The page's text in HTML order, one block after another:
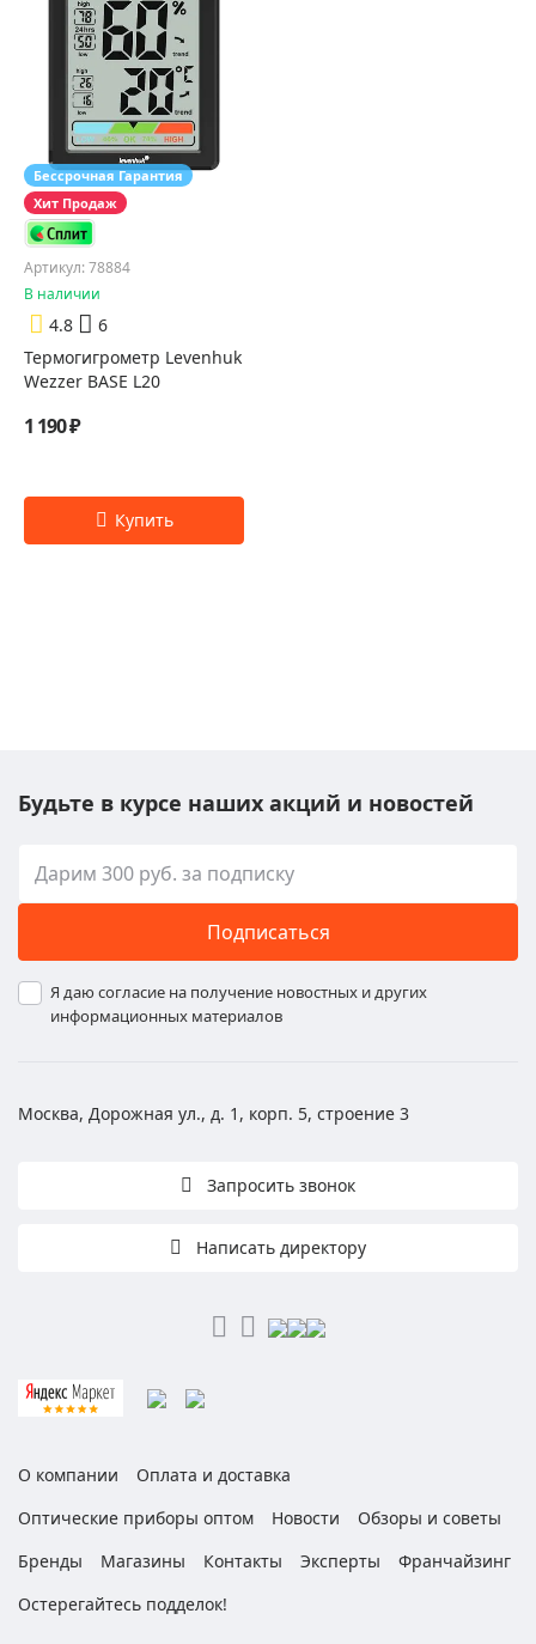
Бессрочная Гарантия
Хит Продаж
Артикул: 78884
В наличии
4.8
6
Термогигрометр Levenhuk
Wezzer BASE L20
1 190 ₽
Будьте в курсе наших акций и новостей
Подписаться
Я даю согласие на получение новостных и других
информационных материалов
Москва, Дорожная ул., д. 1, корп. 5, строение 3
Запросить звонок
Написать директору
О компании
Оплата и доставка
Оптические приборы оптом
Новости
Обзоры и советы
Бренды
Магазины Контакты Эксперты
Франчайзинг
Остерегайтесь подделок!